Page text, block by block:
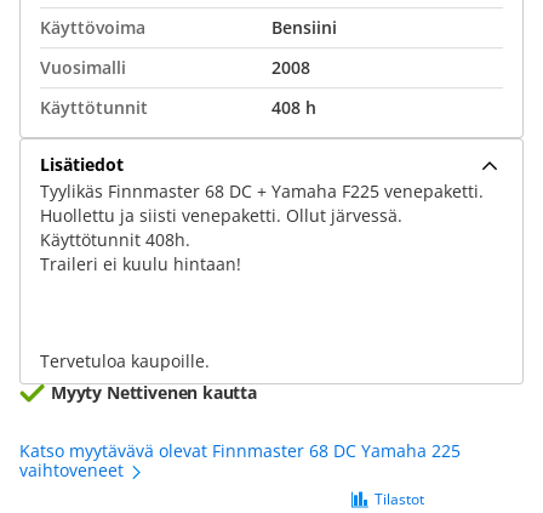
Käyttövoima
Bensiini
Vuosimalli
2008
Käyttötunnit
408 h
Lisätiedot
Tyylikäs Finnmaster 68 DC + Yamaha F225 venepaketti.
Huollettu ja siisti venepaketti. Ollut järvessä.
Käyttötunnit 408h.
Traileri ei kuulu hintaan!
Tervetuloa kaupoille.
Myyty Nettivenen kautta
Katso myytävävä olevat Finnmaster 68 DC Yamaha 225
vaihtoveneet
Tilastot